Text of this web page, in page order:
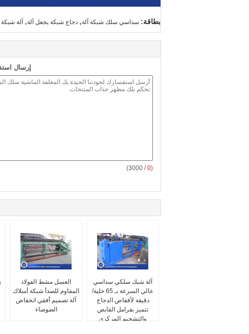
بطاقة: سداسي سلك شبكة آلة, دجاج شبكة يجعل آلة, آلة
إرسال
(
0
/ 3000)
العسل مشط الفولاذ
المقاوم للصدأ شبكة أسلاك
آلة تصميم أفقي انخفاض
الضوضاء
آلة شبك سلكي سداسي
عالي السرعة بـ 65 خلية/
دقيقة لأقفاص الدجاج
تتميز بفرامل القابض
والتشحيم المركزي